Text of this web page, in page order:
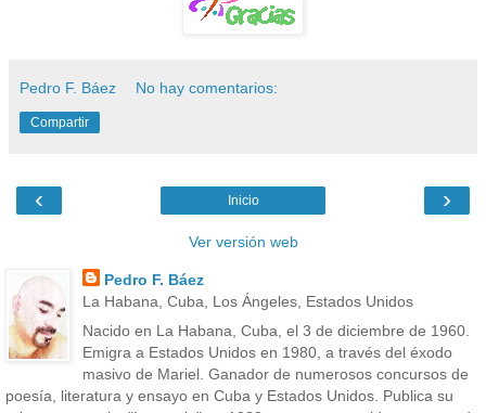
Pedro F. Báez No hay comentarios:
Compartir
‹ ›
Inicio
Ver versión web
Pedro F. Báez
La Habana, Cuba, Los Ángeles, Estados Unidos
Nacido en La Habana, Cuba, el 3 de diciembre de 1960.
Emigra a Estados Unidos en 1980, a través del éxodo
masivo de Mariel. Ganador de numerosos concursos de
poesía, literatura y ensayo en Cuba y Estados Unidos. Publica su